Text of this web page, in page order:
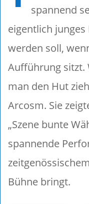
spannend
eigentlich
werden soll,
Aufführung sitzt.
man den Hut
Arcosm. Sie
„Szene bunte
spannende
Bühne bringt.